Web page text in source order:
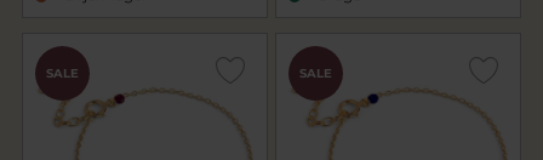
SALE SALE